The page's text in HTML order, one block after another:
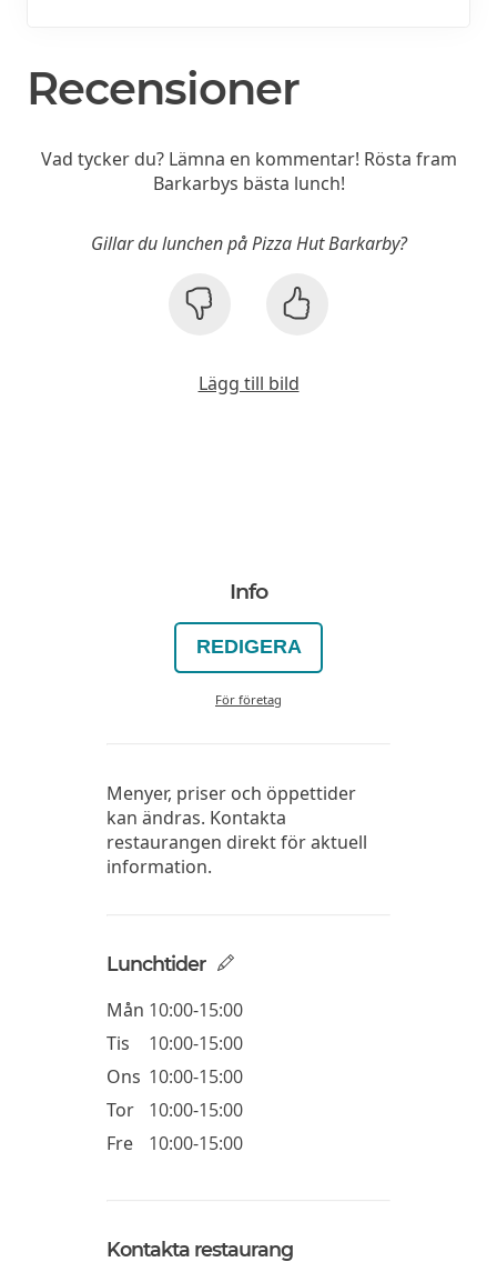
Recensioner
Vad tycker du? Lämna en kommentar! Rösta fram
Barkarbys bästa lunch!
Gillar du lunchen på Pizza Hut Barkarby?
Lägg till bild
Info
REDIGERA
För företag
Menyer, priser och öppettider
kan ändras. Kontakta
restaurangen direkt för aktuell
information.
Lunchtider
Mån 10:00-15:00
Tis
10:00-15:00
Ons 10:00-15:00
Tor
10:00-15:00
Fre
10:00-15:00
Kontakta restaurang